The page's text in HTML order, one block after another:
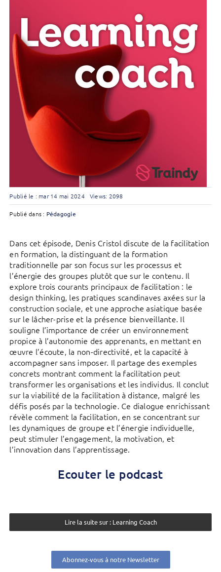
Publié le : mar 14 mai 2024 Views: 2098
Publié dans : Pédagogie
Dans cet épisode, Denis Cristol discute de la facilitation
en formation, la distinguant de la formation
traditionnelle par son focus sur les processus et
l’énergie des groupes plutôt que sur le contenu. Il
explore trois courants principaux de facilitation : le
design thinking, les pratiques scandinaves axées sur la
construction sociale, et une approche asiatique basée
sur le lâcher-prise et la présence bienveillante. Il
souligne l’importance de créer un environnement
propice à l’autonomie des apprenants, en mettant en
œuvre l’écoute, la non-directivité, et la capacité à
accompagner sans imposer. Il partage des exemples
concrets montrant comment la facilitation peut
transformer les organisations et les individus. Il conclut
sur la viabilité de la facilitation à distance, malgré les
défis posés par la technologie. Ce dialogue enrichissant
révèle comment la facilitation, en se concentrant sur
les dynamiques de groupe et l’énergie individuelle,
peut stimuler l’engagement, la motivation, et
l’innovation dans l’apprentissage.
Ecouter le podcast
Lire la suite sur : Learning Coach
Abonnez-vous à notre Newsletter